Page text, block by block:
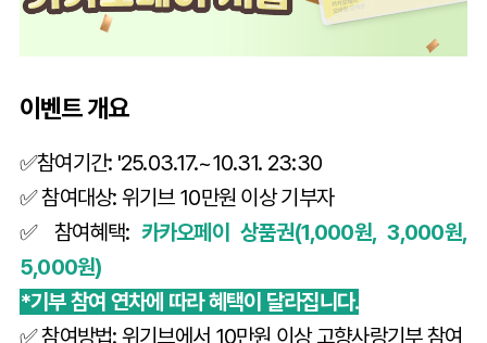
이벤트 개요
✅참여기간: '25.03.17.~10.31. 23:30
✅ 참여대상: 위기브 10만원 이상 기부자
✅ 참여혜택: 카카오페이 상품권(1,000원, 3,000원,
5,000원)
*기부 참여 연차에 따라 혜택이 달라집니다.
✅ 참여방법: 위기브에서 10만원 이상 고향사랑기부 참여